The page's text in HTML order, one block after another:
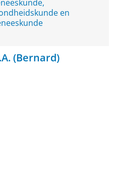
en
(Bernard)